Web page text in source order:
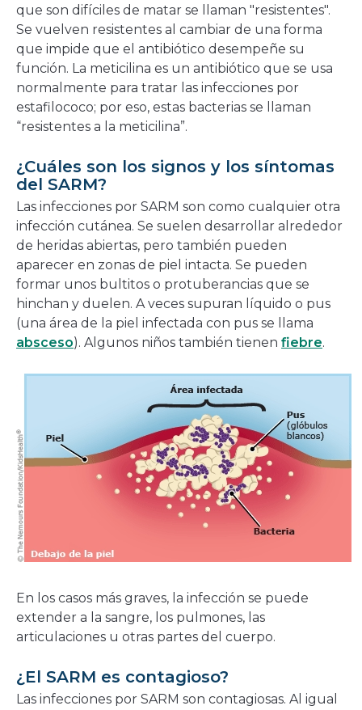
que son difíciles de matar se llaman "resistentes".
Se vuelven resistentes al cambiar de una forma
que impide que el antibiótico desempeñe su
función. La meticilina es un antibiótico que se usa
normalmente para tratar las infecciones por
estafilococo; por eso, estas bacterias se llaman
“resistentes a la meticilina”.
¿Cuáles son los signos y los síntomas
del SARM?
Las infecciones por SARM son como cualquier otra
infección cutánea. Se suelen desarrollar alrededor
de heridas abiertas, pero también pueden
aparecer en zonas de piel intacta. Se pueden
formar unos bultitos o protuberancias que se
hinchan y duelen. A veces supuran líquido o pus
(una área de la piel infectada con pus se llama
absceso). Algunos niños también tienen fiebre.
En los casos más graves, la infección se puede
extender a la sangre, los pulmones, las
articulaciones u otras partes del cuerpo.
¿El SARM es contagioso?
Las infecciones por SARM son contagiosas. Al igual